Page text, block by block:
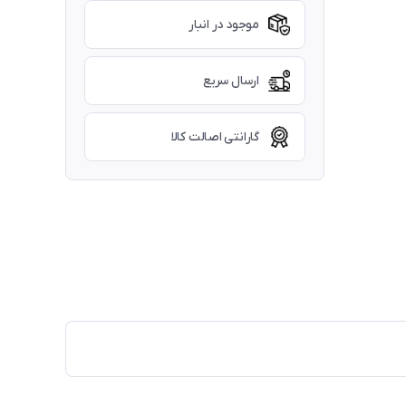
موجود در انبار
ارسال سریع
گارانتی اصالت کالا